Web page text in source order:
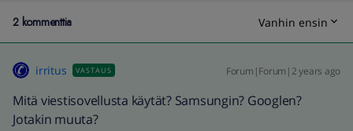
2 kommenttia Vanhin ensin
irritus VASTAUS Forum|Forum|2 years ago
Mitä viestisovellusta käytät? Samsungin? Googlen?
Jotakin muuta?